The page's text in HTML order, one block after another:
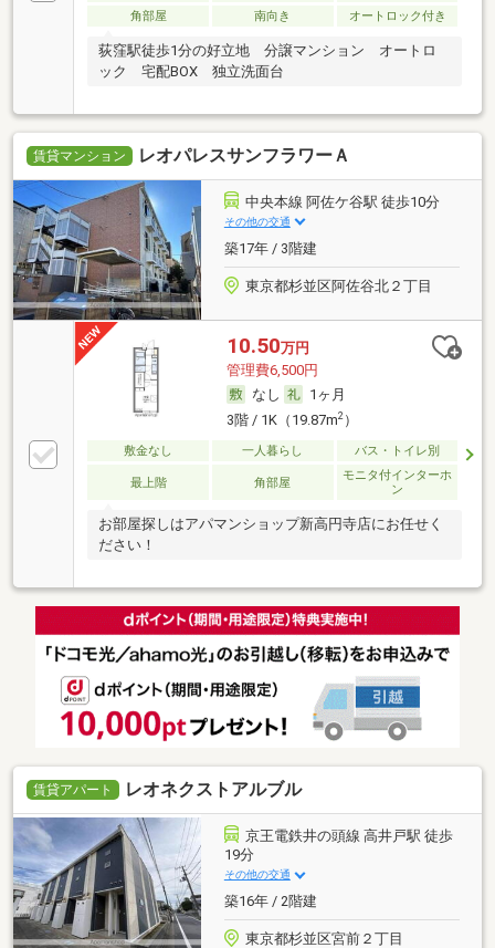
角部屋
南向き オートロック付き
荻窪駅徒歩1分の好立地 分譲マンション オートロ
ック 宅配BOX 独立洗面台
賃貸マンション レオパレスサンフラワーＡ
中央本線 阿佐ケ谷駅 徒歩10分
その他の交通
築17年 / 3階建
東京都杉並区阿佐谷北２丁目
10.50万円
管理費6,500円
なし
1ヶ月
3階 / 1K（19.87m2）
敷金なし 一人暮らし バス・トイレ別
最上階 角部屋
モニタ付インターホ
ン
お部屋探しはアパマンショップ新高円寺店にお任せく
ださい！
賃貸アパート レオネクストアルブル
京王電鉄井の頭線 高井戸駅 徒歩
19分
その他の交通
築16年 / 2階建
東京都杉並区宮前２丁目